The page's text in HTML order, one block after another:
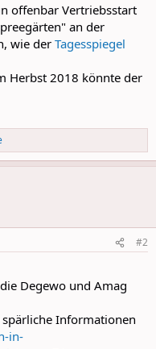
offenbar Vertriebsstart
an der
wie der Tagesspiegel
Herbst 2018 könnte der
#2
Degewo und Amag
Informationen
in-